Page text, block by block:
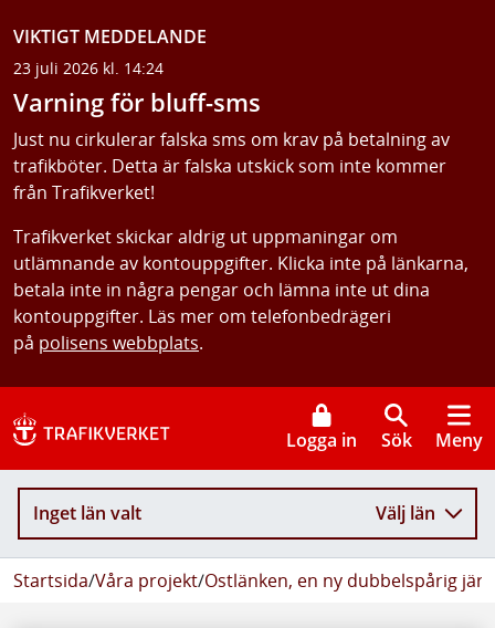
VIKTIGT MEDDELANDE
23 juli 2026 kl. 14:24
Varning för bluff-sms
Just nu cirkulerar falska sms om krav på betalning av
trafikböter. Detta är falska utskick som inte kommer
från Trafikverket!
Trafikverket skickar aldrig ut uppmaningar om
utlämnande av kontouppgifter. Klicka inte på länkarna,
betala inte in några pengar och lämna inte ut dina
kontouppgifter. Läs mer om telefonbedrägeri
på polisens webbplats.
Logga in Sök Meny
Inget län valt Välj län
Startsida/Våra projekt/Ostlänken, en ny dubbelspårig